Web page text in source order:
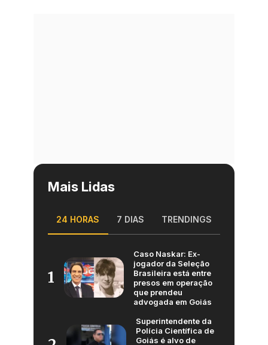
Mais Lidas
24 HORAS 7 DIAS TRENDINGS
1
Caso Naskar: Ex-
jogador da Seleção
Brasileira está entre
presos em operação
que prendeu
advogada em Goiás
Superintendente da
Polícia Científica de
Goiás é alvo de